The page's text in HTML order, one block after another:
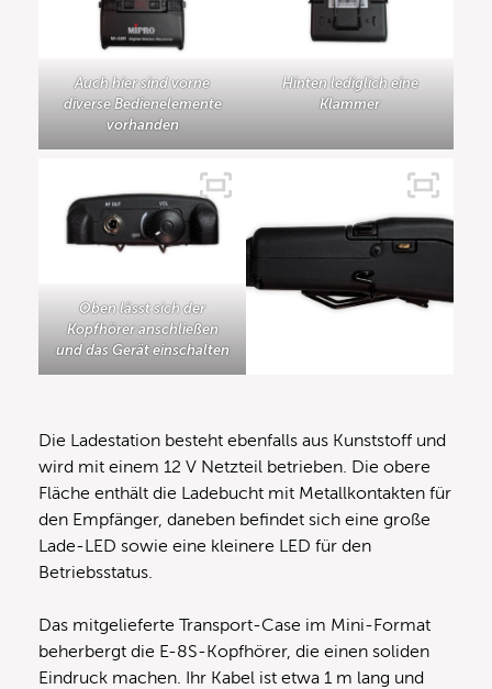
Auch hier sind vorne
diverse Bedienelemente
vorhanden
Hinten lediglich eine
Klammer
Oben lässt sich der
Kopfhörer anschließen
und das Gerät einschalten
Die Ladestation besteht ebenfalls aus Kunststoff und
wird mit einem 12 V Netzteil betrieben. Die obere
Fläche enthält die Ladebucht mit Metallkontakten für
den Empfänger, daneben befindet sich eine große
Lade-LED sowie eine kleinere LED für den
Betriebsstatus.
Das mitgelieferte Transport-Case im Mini-Format
beherbergt die E-8S-Kopfhörer, die einen soliden
Eindruck machen. Ihr Kabel ist etwa 1 m lang und